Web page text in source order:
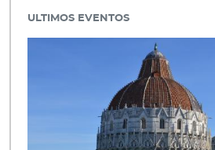
ULTIMOS EVENTOS